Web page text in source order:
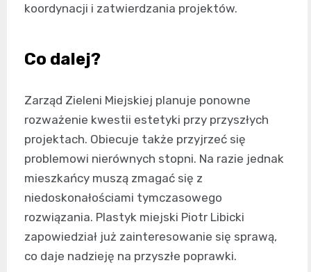
koordynacji i zatwierdzania projektów.
Co dalej?
Zarząd Zieleni Miejskiej planuje ponowne
rozważenie kwestii estetyki przy przyszłych
projektach. Obiecuje także przyjrzeć się
problemowi nierównych stopni. Na razie jednak
mieszkańcy muszą zmagać się z
niedoskonałościami tymczasowego
rozwiązania. Plastyk miejski Piotr Libicki
zapowiedział już zainteresowanie się sprawą,
co daje nadzieję na przyszłe poprawki.